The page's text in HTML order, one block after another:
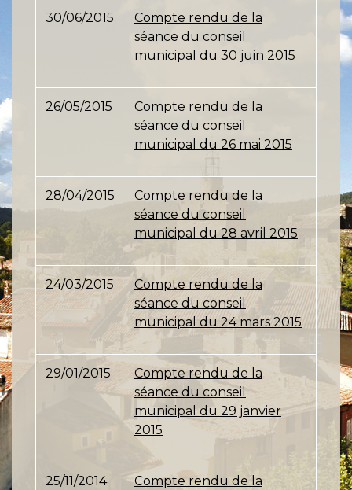
30/06/2015
Compte rendu de la
séance du conseil
municipal du 30 juin 2015
26/05/2015
Compte rendu de la
séance du conseil
municipal du 26 mai 2015
28/04/2015
Compte rendu de la
séance du conseil
municipal du 28 avril 2015
24/03/2015
Compte rendu de la
séance du conseil
municipal du 24 mars 2015
29/01/2015
Compte rendu de la
séance du conseil
municipal du 29 janvier
2015
25/11/2014
Compte rendu de la